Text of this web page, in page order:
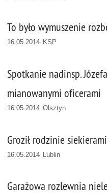
To było wymuszenie
16.05.2014 KSP
Spotkanie nadinsp.
mianowanymi oficerami
16.05.2014 Olsztyn
Groził rodzinie siekierami
16.05.2014 Lublin
Garażowa rozlewnia